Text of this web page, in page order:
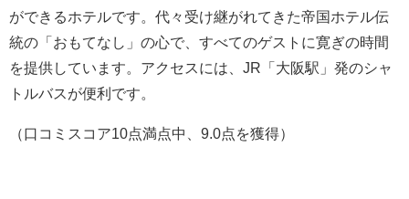
ができるホテルです。代々受け継がれてきた帝国ホテル伝
統の「おもてなし」の心で、すべてのゲストに寛ぎの時間
を提供しています。アクセスには、JR「大阪駅」発のシャ
トルバスが便利です。
（口コミスコア10点満点中、9.0点を獲得）